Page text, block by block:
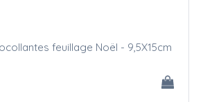
feuillage Noël - 9,5X15cm